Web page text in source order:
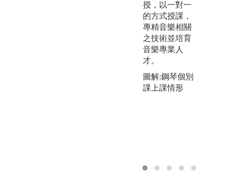
授，以一對一
的方式授課，
專精音樂相關
之技術並培育
音樂專業人
才。
圖解:鋼琴個別
課上課情形